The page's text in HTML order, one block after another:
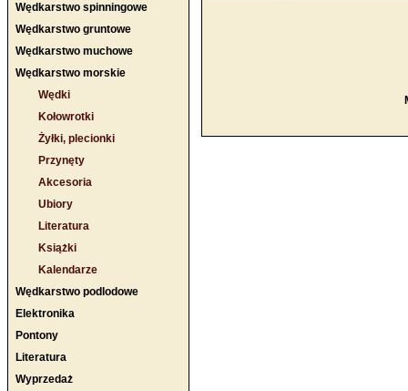
Wędkarstwo spinningowe
Wędkarstwo gruntowe
Wędkarstwo muchowe
Wędkarstwo morskie
Wędki
Kołowrotki
Żyłki, plecionki
Przynęty
Akcesoria
Ubiory
Literatura
Książki
Kalendarze
Wędkarstwo podlodowe
Elektronika
Pontony
Literatura
Wyprzedaż